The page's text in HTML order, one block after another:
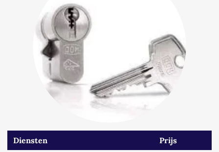
Diensten
Prijs